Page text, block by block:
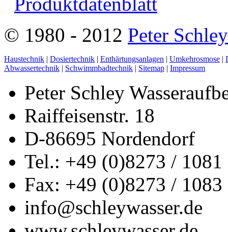
© 1980 - 2012 Peter
Haustechnik | Dosiertechnik | Enthärtungsanlagen | Umkehrosmose |
Abwassertechnik | Schwimmbadtechnik | Sitemap | Impressum
Peter Schley
Raiffeisenstr. 18
D-86695 Nordendorf
Tel.: +49 (0)8273 / 1081
Fax: +49 (0)8273 / 1083
info@schleywasser.de